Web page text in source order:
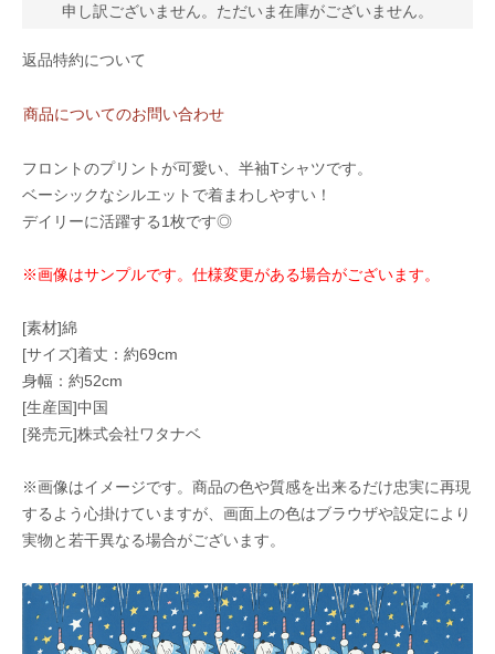
申し訳ございません。ただいま在庫がございません。
返品特約について
商品についてのお問い合わせ
フロントのプリントが可愛い、半袖Tシャツです。
ベーシックなシルエットで着まわしやすい！
デイリーに活躍する1枚です◎
※画像はサンプルです。仕様変更がある場合がございます。
[素材]綿
[サイズ]着丈：約69cm
身幅：約52cm
[生産国]中国
[発売元]株式会社ワタナベ
※画像はイメージです。商品の色や質感を出来るだけ忠実に再現
するよう心掛けていますが、画面上の色はブラウザや設定により
実物と若干異なる場合がございます。